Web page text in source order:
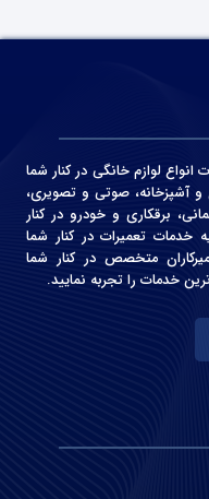
در تعمیرات انواع لوازم خانگی در کنار شما
و آشپزخانه، صوتی و‌ تصویری،
برقکاری و خودرو در کنار
خدمات تعمیرات در کنار شما
متخصص در کنار شما
خدمات را تجربه نمایید.